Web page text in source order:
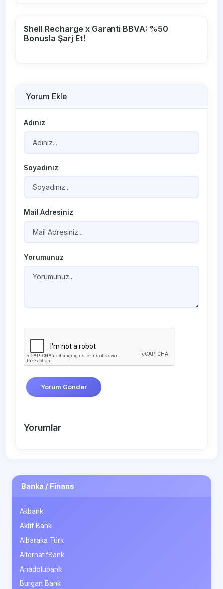
Shell Recharge x Garanti BBVA: %50
Bonusla Şarj Et!
Yorum Ekle
Adınız
Soyadınız
Mail Adresiniz
Yorumunuz
Yorum Gönder
Yorumlar
Banka / Finans
Akbank
Aktif Bank
Albaraka Türk
AlternatifBank
Anadolubank
Burgan Bank